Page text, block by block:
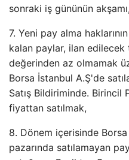
sonraki iş gününün akşamı,
7. Yeni pay alma
kalan paylar, ilan
değerinden az olmamak
Borsa İstanbul A.Ş'de
Satış Bildiriminde. Birincil
fiyattan satılmak,
8. Dönem içerisinde
pazarında satılamayan